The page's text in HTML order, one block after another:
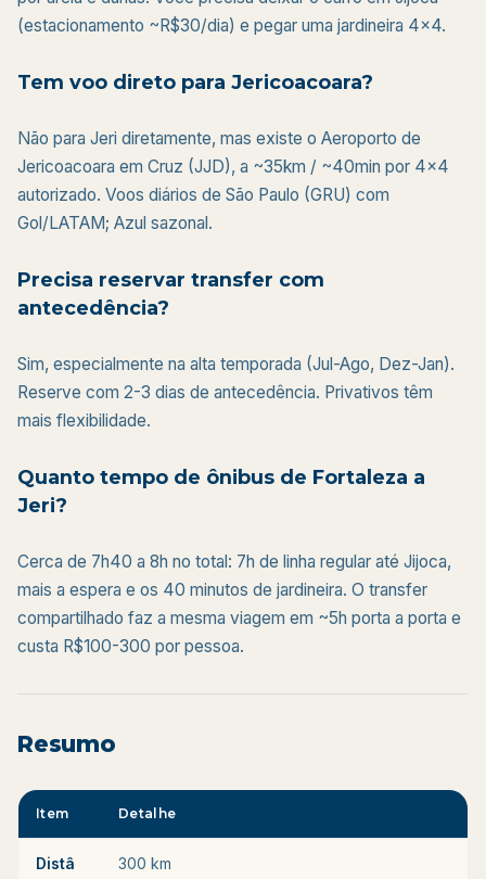
(estacionamento ~R$30/dia) e pegar uma jardineira 4x4.
Tem voo direto para Jericoacoara?
Não para Jeri diretamente, mas existe o Aeroporto de
Jericoacoara em Cruz (JJD), a ~35km / ~40min por 4×4
autorizado. Voos diários de São Paulo (GRU) com
Gol/LATAM; Azul sazonal.
Precisa reservar transfer com
antecedência?
Sim, especialmente na alta temporada (Jul-Ago, Dez-Jan).
Reserve com 2-3 dias de antecedência. Privativos têm
mais flexibilidade.
Quanto tempo de ônibus de Fortaleza a
Jeri?
Cerca de 7h40 a 8h no total: 7h de linha regular até Jijoca,
mais a espera e os 40 minutos de jardineira. O transfer
compartilhado faz a mesma viagem em ~5h porta a porta e
custa R$100-300 por pessoa.
Resumo
Item Detalhe
Distâ
300 km